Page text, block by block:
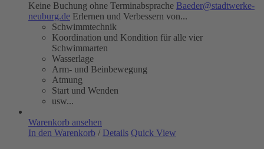
Keine Buchung ohne Terminabsprache Baeder@stadtwerke-
neuburg.de Erlernen und Verbessern von...
Schwimmtechnik
Koordination und Kondition für alle vier
Schwimmarten
Wasserlage
Arm- und Beinbewegung
Atmung
Start und Wenden
usw...
Warenkorb ansehen
In den Warenkorb / Details Quick View